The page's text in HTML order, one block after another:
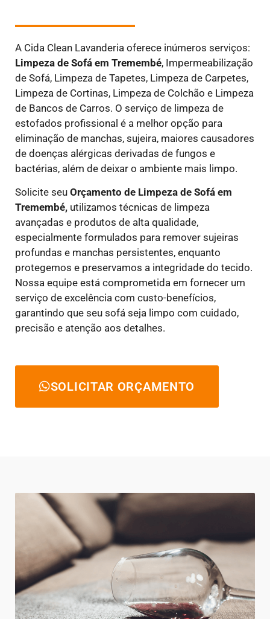
A Cida Clean Lavanderia oferece inúmeros serviços:
Limpeza de Sofá em Tremembé, Impermeabilização
de Sofá, Limpeza de Tapetes, Limpeza de Carpetes,
Limpeza de Cortinas, Limpeza de Colchão e Limpeza
de Bancos de Carros. O serviço de limpeza de
estofados profissional é a melhor opção para
eliminação de manchas, sujeira, maiores causadores
de doenças alérgicas derivadas de fungos e
bactérias, além de deixar o ambiente mais limpo.
Solicite seu Orçamento de Limpeza de Sofá em
Tremembé, utilizamos técnicas de limpeza
avançadas e produtos de alta qualidade,
especialmente formulados para remover sujeiras
profundas e manchas persistentes, enquanto
protegemos e preservamos a integridade do tecido.
Nossa equipe está comprometida em fornecer um
serviço de excelência com custo-benefícios,
garantindo que seu sofá seja limpo com cuidado,
precisão e atenção aos detalhes.
SOLICITAR ORÇAMENTO